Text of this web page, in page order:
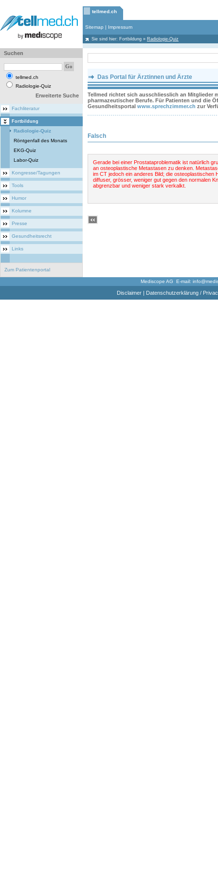
tellmed.ch
Sitemap | Impressum
Sie sind hier: Fortbildung » Radiologie-Quiz
Suchen
tellmed.ch
Radiologie-Quiz
Erweiterte Suche
Fachliteratur
Fortbildung
Radiologie-Quiz
Röntgenfall des Monats
EKG-Quiz
Labor-Quiz
Kongresse/Tagungen
Tools
Humor
Kolumne
Presse
Gesundheitsrecht
Links
Zum Patientenportal
Das Portal für Ärztinnen und Ärzte
Tellmed richtet sich ausschliesslich an Mitglieder
pharmazeutischer Berufe. Für Patienten und die
Gesundheitsportal www.sprechzimmer.ch zur
Falsch
Gerade bei einer Prostataproblematik ist natürlich
an osteoplastische Metastasen zu denken.
im CT jedoch ein anderes Bild; die osteoplastischen
diffuser, grösser, weniger gut gegen den normalen
abgrenzbar und weniger stark verkalkt.
Mediscope AG E-mail:
Disclaimer| Datenschutzerklärung /